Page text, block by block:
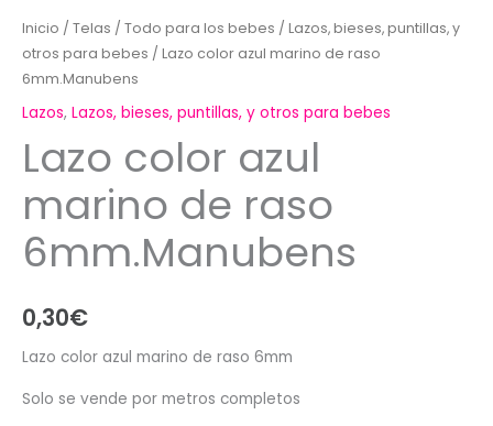
Inicio / Telas / Todo para los bebes / Lazos, bieses, puntillas, y
otros para bebes / Lazo color azul marino de raso
6mm.Manubens
Lazos, Lazos, bieses, puntillas, y otros para bebes
Lazo color azul
marino de raso
6mm.Manubens
0,30€
Lazo color azul marino de raso 6mm
Solo se vende por metros completos